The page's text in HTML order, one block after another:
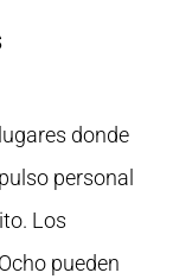
donde
personal
Los
pueden